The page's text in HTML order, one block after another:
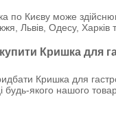
по Києву може
Львів, Одесу,
Кришка для
Кришка для
будь-якого нашого